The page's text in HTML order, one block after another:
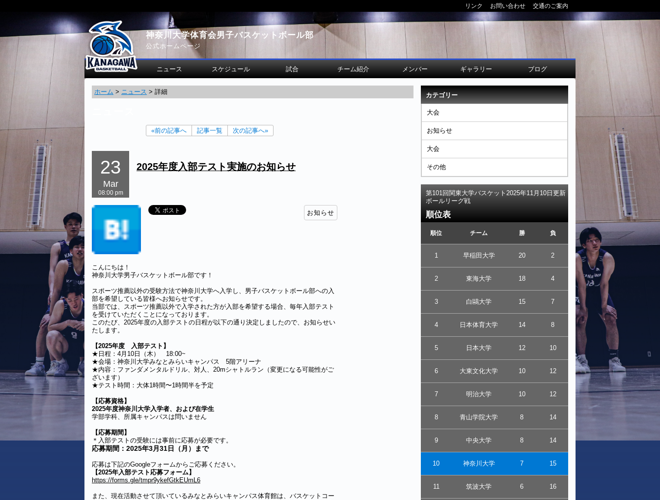
リンク お問い合わせ 交通のご案内
ニュース スケジュール 試合 チーム紹介 メンバー ギャラリー ブログ
神奈川大学体育会男子バスケットボール部
公式ホームページ
ホーム > ニュース > 詳細
«前の記事へ 記事一覧 次の記事へ»
23
Mar
08:00 pm
2025年度入部テスト実施のお知らせ
お知らせ
こんにちは！
神奈川大学男子バスケットボール部です！
スポーツ推薦以外の受験方法で神奈川大学へ入学し、男子バスケットボール部への入
部を希望している皆様へお知らせです。
当部では、スポーツ推薦以外で入学された方が入部を希望する場合、毎年入部テスト
を受けていただくことになっております。
このたび、2025年度の入部テストの日程が以下の通り決定しましたので、お知らせい
たします。
【2025年度 入部テスト】
★日程：4月10日（木） 18:00~
★会場：神奈川大学みなとみらいキャンパス 5階アリーナ
★内容：ファンダメンタルドリル、対人、20mシャトルラン（変更になる可能性がご
ざいます）
★テスト時間：大体1時間〜1時間半を予定
【応募資格】
2025年度神奈川大学入学者、および在学生
学部学科、所属キャンパスは問いません
【応募期間】
＊入部テストの受験には事前に応募が必要です。
応募期間：2025年3月31日（月）まで
応募は下記のGoogleフォームからご応募ください。
【2025年入部テスト応募フォーム】
https://forms.gle/tmpr9ykefGtkEUmL6
また、現在活動させて頂いているみなとみらいキャンパス体育館は、バスケットコー
カテゴリー
大会
お知らせ
大会
その他
2025年11月10日更新
第101回関東大学バスケット
ボールリーグ戦
順位表
順位 チーム 勝 負
1 早稲田大学 20 2
2 東海大学 18 4
3 白鷗大学 15 7
4 日本体育大学 14 8
5 日本大学 12 10
6 大東文化大学 10 12
7 明治大学 10 12
8 青山学院大学 8 14
9 中央大学 8 14
10 神奈川大学 7 15
11 筑波大学 6 16